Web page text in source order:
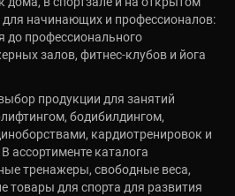
для начинающих и профессионалов:
до профессионального
залов, фитнес-клубов и йога
продукции для занятий
бодибилдингом,
кардиотренировок и
ассортименте каталога
тренажеры, свободные веса,
товары для спорта для развития